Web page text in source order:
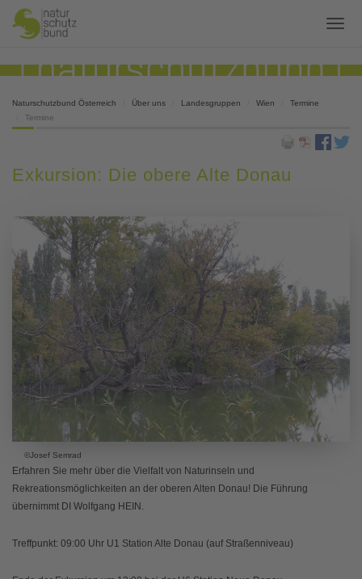
Naturschutzbund Österreich Über uns Landesgruppen Wien
Termine
Termine
Exkursion: Die obere Alte Donau
©Josef Semrad
Erfahren Sie mehr über die Vielfalt von Naturinseln und
Rekreationsmöglichkeiten an der oberen Alten Donau! Die Führung
übernimmt DI Wolfgang HEIN.
Treffpunkt: 09:00 Uhr U1 Station Alte Donau (auf Straßenniveau)